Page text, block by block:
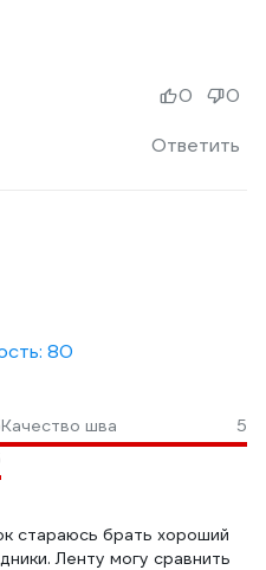
Ответить
0 0
80
Качество шва
5
стараюсь брать хороший
Ленту могу сравнить